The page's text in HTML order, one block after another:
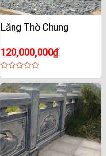
Lăng Thờ Chung
120,000,000₫
0
out
of
5